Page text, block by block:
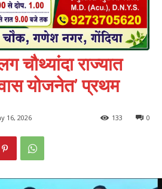
चौथ्यांदा राज्यात
योजनेत’ प्रथम
16, 2026 0
133